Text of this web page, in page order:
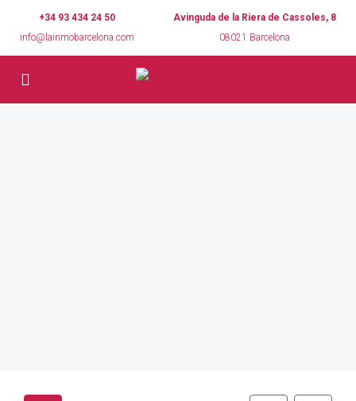
+34 93 434 24 50
info@lainmobarcelona.com
Avinguda de la Riera de Cassoles, 8
08021 Barcelona